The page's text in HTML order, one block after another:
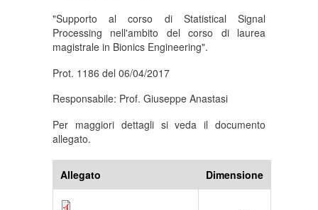
"Supporto al corso di Statistical Signal
Processing nell'ambito del corso di laurea
magistrale in Bionics Engineering".
Prot. 1186 del 06/04/2017
Responsabile: Prof. Giuseppe Anastasi
Per maggiori dettagli si veda il documento
allegato.
Allegato Dimensione